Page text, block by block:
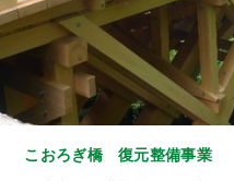
こおろぎ橋 復元整備事業